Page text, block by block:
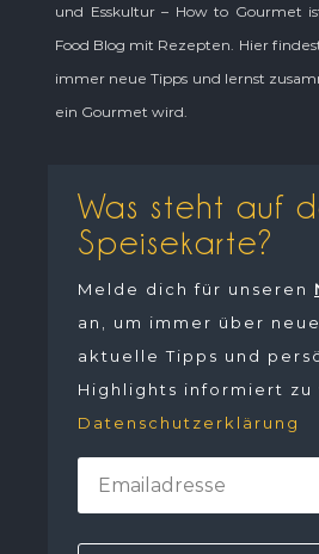
und Esskultur – How to Gourmet
Food Blog mit Rezepten. Hier
immer neue Tipps und lernst
ein Gourmet wird.
Was steht auf
Speisekarte?
Melde dich für unseren
an, um immer über
aktuelle Tipps und
Highlights informiert zu
Datenschutzerklärung